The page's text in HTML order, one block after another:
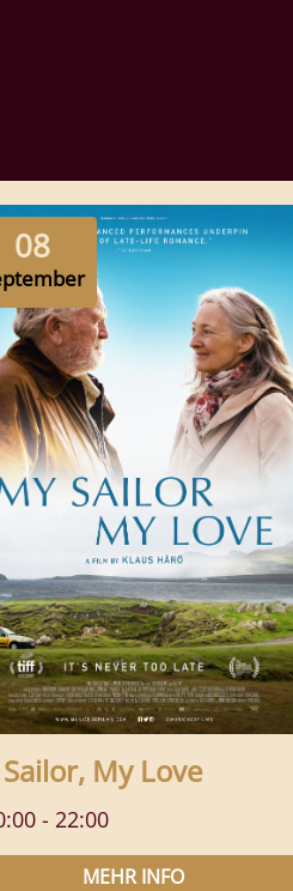
08
My Love
- 22:00
MEHR INFO